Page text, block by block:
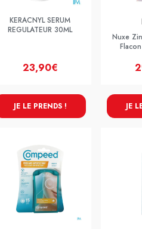
KERACNYL SERUM
REGULATEUR 30ML
23,90€
JE LE PRENDS !
Nuxe
JE